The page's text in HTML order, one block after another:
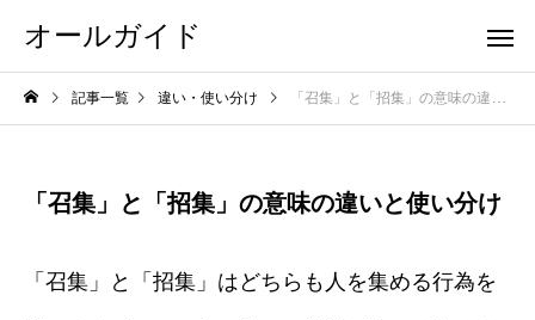
オールガイド
記事一覧 違い・使い分け 「召集」と「招集」の意味の違いと使い分け
「召集」と「招集」の意味の違いと使い分け
「召集」と「招集」はどちらも人を集める行為を